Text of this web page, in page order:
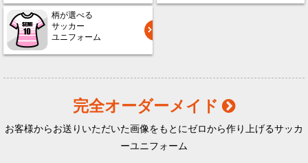
柄が選べる
サッカー
ユニフォーム
完全オーダーメイド
お客様からお送りいただいた画像をもとにゼロから作り上げるサッカ
ーユニフォーム